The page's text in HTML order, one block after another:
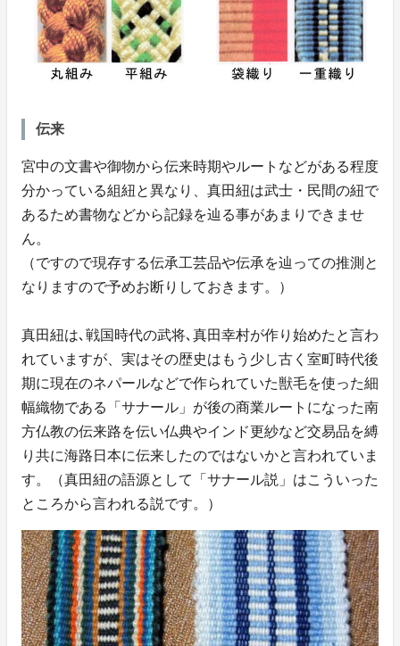
伝来
宮中の文書や御物から伝来時期やルートなどがある程度
分かっている組紐と異なり、真田紐は武士・民間の紐で
あるため書物などから記録を辿る事があまりできませ
ん。
（ですので現存する伝承工芸品や伝承を辿っての推測と
なりますので予めお断りしておきます。）
真田紐は､戦国時代の武将､真田幸村が作り始めたと言わ
れていますが、実はその歴史はもう少し古く室町時代後
期に現在のネパールなどで作られていた獣毛を使った細
幅織物である「サナール」が後の商業ルートになった南
方仏教の伝来路を伝い仏典やインド更紗など交易品を縛
り共に海路日本に伝来したのではないかと言われていま
す。（真田紐の語源として「サナール説」はこういった
ところから言われる説です。）